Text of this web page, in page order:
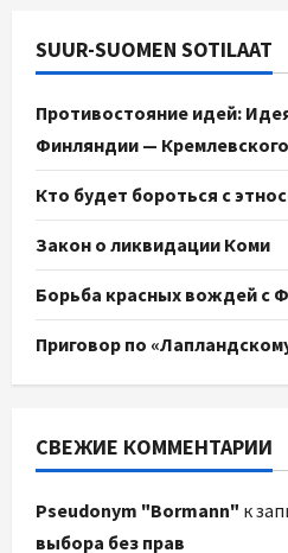
SUUR-SUOMEN SOTILAAT
Противостояние идей:
Финляндии —
Кто будет бороться с
Закон о ликвидации Коми
Борьба красных вождей с
Приговор по
СВЕЖИЕ КОММЕНТАРИИ
Pseudonym "Bormann" к
выбора без прав